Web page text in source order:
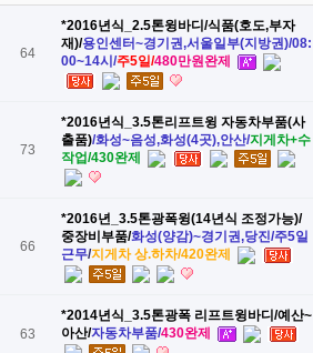
64
*2016년식_2.5톤윙바디/식품(호도,부자
재)/​용인센터~경기권,서울일부(지방권)/08:
00~14시/​주5일/​480만원완제
73
*2016년식_3.5톤리프트윙 자동차부품(사
출품)​/화성~음성,화성(4곳),안산/​지게차+수
작업/430완제
66
*2016년_3.5톤광폭윙(14년식 조정가능)/
중장비부품/​화성(양감)~경기권,당진/주5일
근무​/​지게차 상.하차/420완제
63
*2014년식_3.5톤광폭 리프트윙바디/예산~
아산/​자동차부품/​430완제